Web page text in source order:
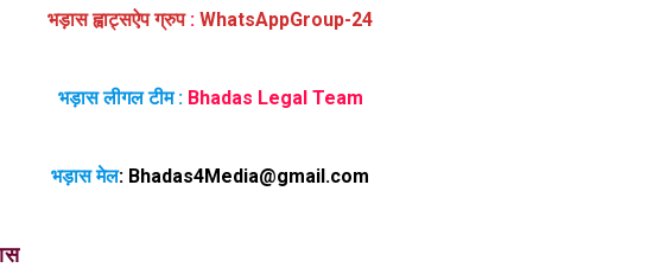
भड़ास ह्वाट्सऐप ग्रुप : WhatsAppGroup-24
भड़ास लीगल टीम : Bhadas Legal Team
भड़ास मेल: Bhadas4Media@gmail.com